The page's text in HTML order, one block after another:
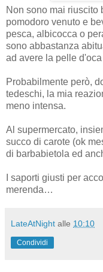
Non sono mai riuscito
pomodoro venuto e
pesca, albicocca o
sono abbastanza
ad avere la pelle
Probabilmente però,
tedeschi, la mia
meno intensa.
Al supermercato,
succo di carote (ok
di barbabietola ed
I saporti giusti per
merenda…
LateAtNight alle 10:10
Condividi